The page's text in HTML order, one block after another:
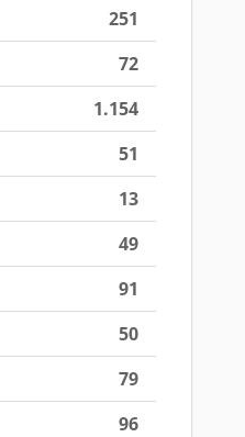
251
72
1.154
51
13
49
91
50
79
96